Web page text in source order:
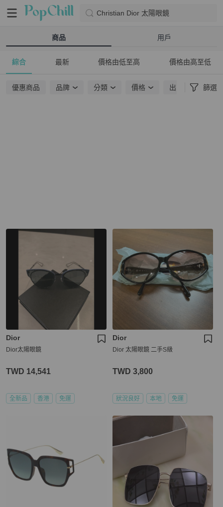
Christian Dior 太陽眼鏡
商品 用戶
綜合 最新 價格由低至高 價格由高至低
優惠商品 品牌 分類 價格 出貨地點 篩選
Dior
Dior太陽眼鏡
TWD 14,541
全新品 香港 免運
Dior
Dior 太陽眼鏡 二手S級
TWD 3,800
狀況良好 本地 免運